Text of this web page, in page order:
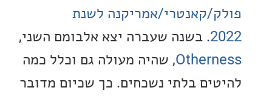
קאנטרי/אמריקנה לשנת
. בשנה שעברה יצא אלבומם השני,
, שהיה מעולה גם וכלל כמה
בלתי נשכחים. כך שכיום מדובר